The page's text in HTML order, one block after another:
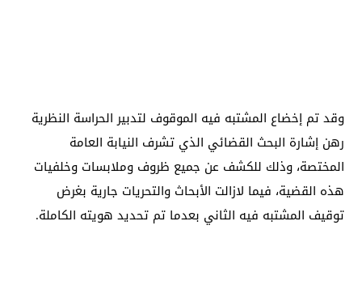
وقد تم إخضاع المشتبه فيه الموقوف لتدبير الحراسة النظرية
رهن إشارة البحث القضائي الذي تشرف النيابة العامة
المختصة، وذلك للكشف عن جميع ظروف وملابسات وخلفيات
هذه القضية، فيما لازالت الأبحاث والتحريات جارية بغرض
توقيف المشتبه فيه الثاني بعدما تم تحديد هويته الكاملة.